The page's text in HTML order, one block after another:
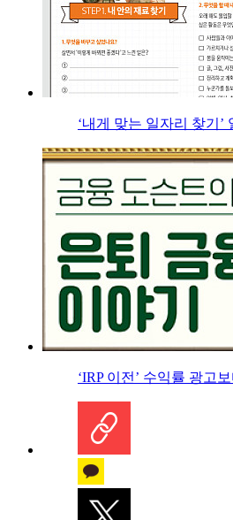
‘내게 맞는 일자리 찾기’
‘IRP 이전’ 수익률 광고